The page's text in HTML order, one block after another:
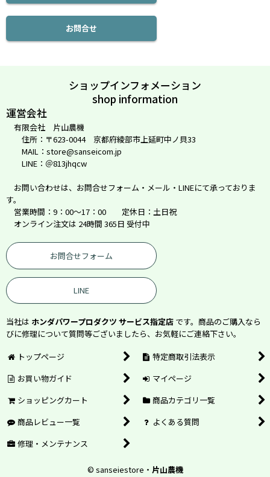
お問合せ
ショップインフォメーション
shop information
運営会社
有限会社 片山農機
住所：〒623-0044 京都府綾部市上延町中ノ貝33
MAIL：store@sanseicom.jp
LINE：＠813jhqcw
お問い合わせは、お問合せフォーム・メール・LINEにて承っておりま
す。
営業時間：9：00～17：00 定休日：土日祝
オンライン注文は 24時間 365日 受付中
お問合せフォーム
LINE
当社は ホンダパワープロダクツ サービス指定店 です。商品のご購入なら
びに修理について質問等ございましたら、お気軽にご連絡下さい。
トップページ
特定商取引法表示
お買い物ガイド
マイページ
ショッピングカート
商品カテゴリ一覧
商品レビュー一覧
よくある質問
修理・メンテナンス
© sanseiestore・ 片山農機